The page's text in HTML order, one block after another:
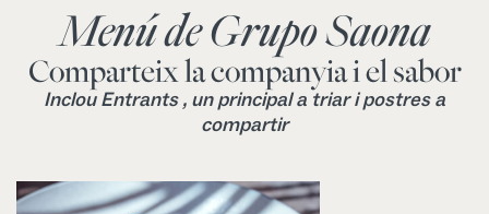
Menú de Grupo Saona
Comparteix la companyia i el sabor
Inclou Entrants , un principal a triar i postres a
compartir